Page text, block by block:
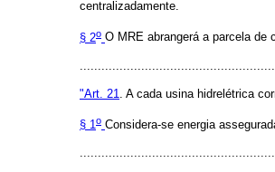
centralizadamente.
§ 2o O MRE abrangerá a parcela de
"Art. 21 . A cada usina hidrelétrica
§ 1 o Considera-se energia